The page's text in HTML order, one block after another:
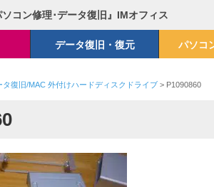
コン修理･データ復旧』IMオフィス
データ復旧・復元 パソコ
タ復旧/MAC 外付けハードディスクドライブ> P1090860